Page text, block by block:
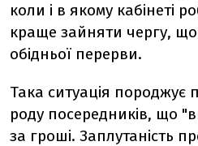
коли і в якому кабінеті
краще зайняти чергу,
обідньої перерви.
Така ситуація породжує
роду посередників, що
за гроші. Заплутаність